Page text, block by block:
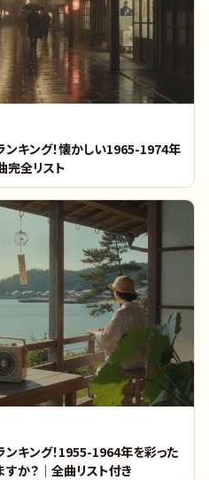
ンキング！懐かしい1965-1974年
完全リスト
ンキング！1955-1964年を彩った
か？｜全曲リスト付き